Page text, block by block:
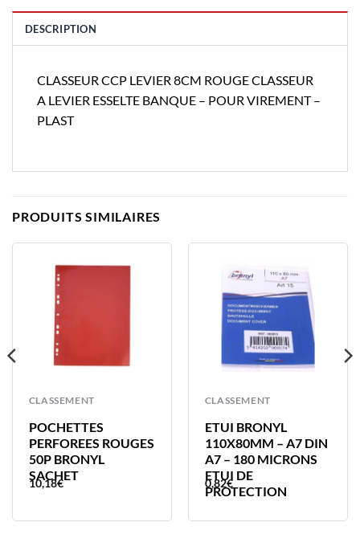
DESCRIPTION
CLASSEUR CCP LEVIER 8CM ROUGE CLASSEUR
A LEVIER ESSELTE BANQUE – POUR VIREMENT –
PLAST
PRODUITS SIMILAIRES
CLASSEMENT
POCHETTES
PERFOREES ROUGES
50P BRONYL
SACHET
10,18€
CLASSEMENT
ETUI BRONYL
110X80MM – A7 DIN
A7 – 180 MICRONS
ETUI DE
PROTECTION
0,82€